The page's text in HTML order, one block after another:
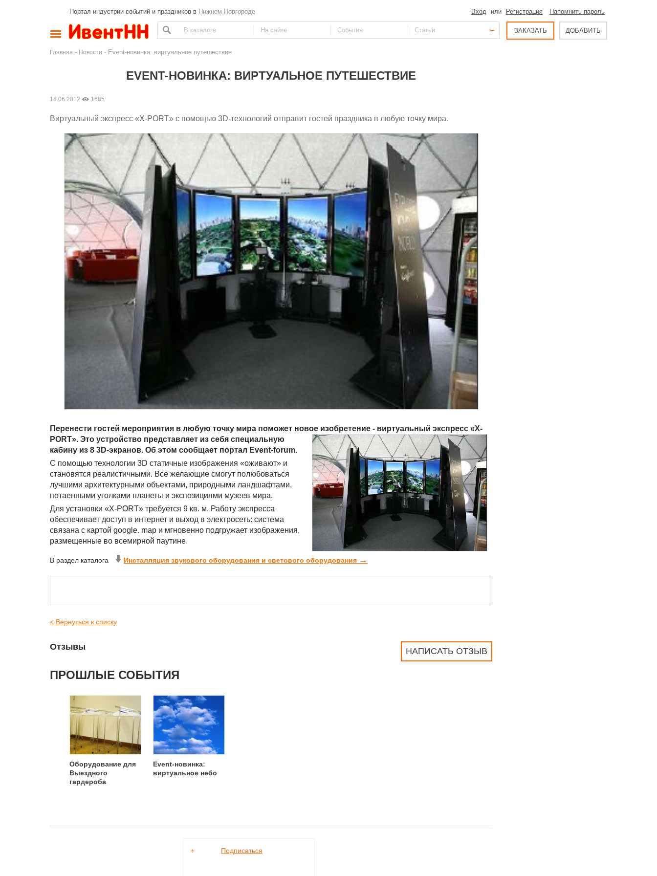
Портал индустрии событий и праздников в Нижнем Новгороде Вход или Регистрация Напомнить пароль
ЗАКАЗАТЬ ДОБАВИТЬ
Главная - Новости - Event-новинка: виртуальное путешествие
EVENT-НОВИНКА: ВИРТУАЛЬНОЕ ПУТЕШЕСТВИЕ
18.06.2012 1685
Виртуальный экспресс «X-PORT» с помощью 3D-технологий отправит гостей праздника в любую точку мира.
Перенести гостей мероприятия в любую точку мира поможет новое изобретение - виртуальный экспресс «X-
PORT». Это устройство представляет из себя специальную
кабину из 8 3D-экранов. Об этом сообщает портал Еvent-forum.
С помощью технологии 3D статичные изображения «оживают» и
становятся реалистичными. Все желающие смогут полюбоваться
лучшими архитектурными объектами, природными ландшафтами,
потаенными уголками планеты и экспозициями музеев мира.
Для установки «X-PORT» требуется 9 кв. м. Работу экспресса
обеспечивает доступ в интернет и выход в электросеть: система
связана с картой google. map и мгновенно подгружает изображения,
размещенные во всемирной паутине.
В раздел каталога Инсталляция звукового оборудования и светового оборудования →
< Вернуться к списку
НАПИСАТЬ ОТЗЫВ
Отзывы
ПРОШЛЫЕ СОБЫТИЯ
Оборудование для
Выездного
гардероба
Event-новинка:
виртуальное небо
+ Подписаться